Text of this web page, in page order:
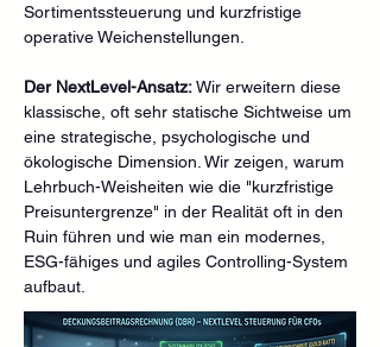
Sortimentssteuerung und kurzfristige
operative Weichenstellungen.
Der NextLevel-Ansatz: Wir erweitern diese
klassische, oft sehr statische Sichtweise um
eine strategische, psychologische und
ökologische Dimension. Wir zeigen, warum
Lehrbuch-Weisheiten wie die "kurzfristige
Preisuntergrenze" in der Realität oft in den
Ruin führen und wie man ein modernes,
ESG-fähiges und agiles Controlling-System
aufbaut.